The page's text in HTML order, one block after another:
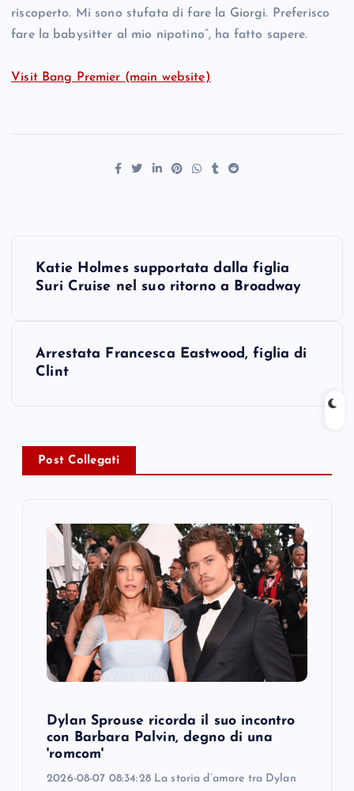
riscoperto. Mi sono stufata di fare la Giorgi. Preferisco
fare la babysitter al mio nipotino”, ha fatto sapere.
Visit Bang Premier (main website)
a
v
Katie Holmes supportata dalla figlia
Suri Cruise nel suo ritorno a Broadway
Arrestata Francesca Eastwood, figlia di
Clint
Post Collegati
Dylan Sprouse ricorda il suo incontro
con Barbara Palvin, degno di una
'romcom'
2026-08-07 08:34:28 La storia d’amore tra Dylan